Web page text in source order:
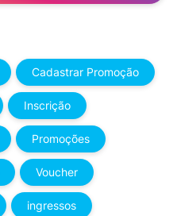
Cadastrar Promoção
Inscrição
Promoções
Voucher
ingressos